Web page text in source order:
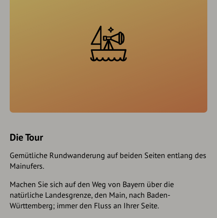
Die Tour
Gemütliche Rundwanderung auf beiden Seiten entlang des
Mainufers.
Machen Sie sich auf den Weg von Bayern über die
natürliche Landesgrenze, den Main, nach Baden-
Württemberg; immer den Fluss an Ihrer Seite.